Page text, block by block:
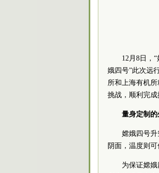
12月8日，
娥四号”此次远
所和上海有机所
挑战，顺利完成
量身定制
嫦娥四号
阴面，温度则可
为保证嫦